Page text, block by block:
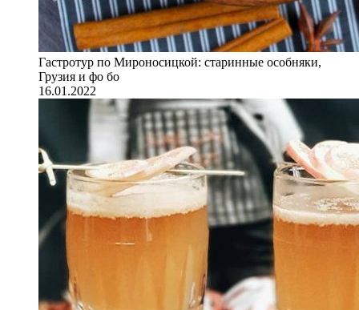
Гастротур по Мироносицкой: старинные особняки,
Грузия и фо бо
16.01.2022